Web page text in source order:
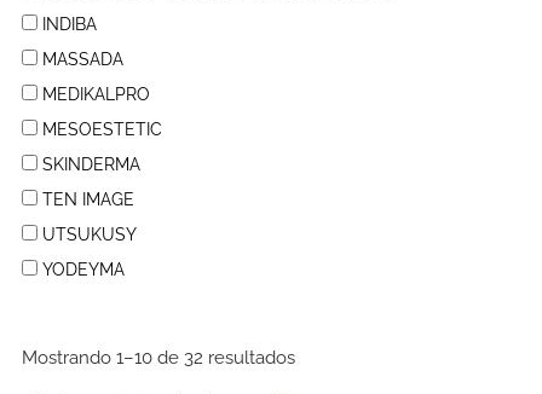
INDIBA
MASSADA
MEDIKALPRO
MESOESTETIC
SKINDERMA
TEN IMAGE
UTSUKUSY
YODEYMA
Mostrando 1–10 de 32 resultados